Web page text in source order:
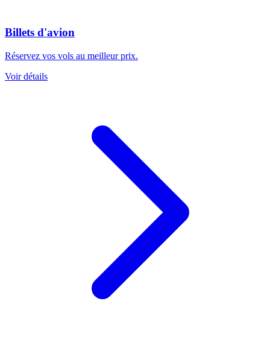
Billets d'avion
Réservez vos vols au meilleur prix.
Voir détails